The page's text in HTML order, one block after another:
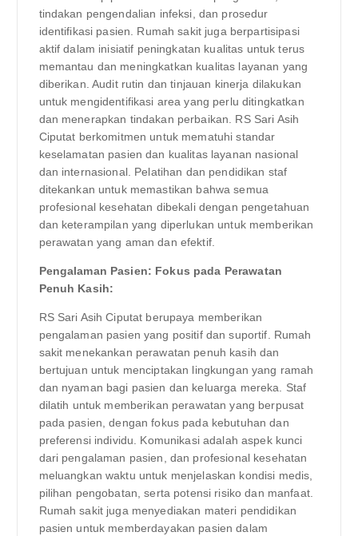
tindakan pengendalian infeksi, dan prosedur
identifikasi pasien. Rumah sakit juga berpartisipasi
aktif dalam inisiatif peningkatan kualitas untuk terus
memantau dan meningkatkan kualitas layanan yang
diberikan. Audit rutin dan tinjauan kinerja dilakukan
untuk mengidentifikasi area yang perlu ditingkatkan
dan menerapkan tindakan perbaikan. RS Sari Asih
Ciputat berkomitmen untuk mematuhi standar
keselamatan pasien dan kualitas layanan nasional
dan internasional. Pelatihan dan pendidikan staf
ditekankan untuk memastikan bahwa semua
profesional kesehatan dibekali dengan pengetahuan
dan keterampilan yang diperlukan untuk memberikan
perawatan yang aman dan efektif.
Pengalaman Pasien: Fokus pada Perawatan
Penuh Kasih:
RS Sari Asih Ciputat berupaya memberikan
pengalaman pasien yang positif dan suportif. Rumah
sakit menekankan perawatan penuh kasih dan
bertujuan untuk menciptakan lingkungan yang ramah
dan nyaman bagi pasien dan keluarga mereka. Staf
dilatih untuk memberikan perawatan yang berpusat
pada pasien, dengan fokus pada kebutuhan dan
preferensi individu. Komunikasi adalah aspek kunci
dari pengalaman pasien, dan profesional kesehatan
meluangkan waktu untuk menjelaskan kondisi medis,
pilihan pengobatan, serta potensi risiko dan manfaat.
Rumah sakit juga menyediakan materi pendidikan
pasien untuk memberdayakan pasien dalam